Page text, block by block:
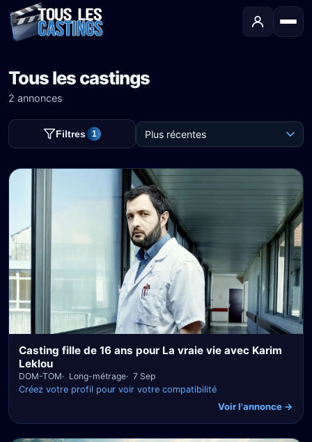
Tous les castings
2 annonces
Filtres 1
Casting fille de 16 ans pour La vraie vie avec Karim
Leklou
DOM-TOM Long-métrage
7 Sep
Créez votre profil pour voir votre compatibilité
Voir l'annonce →